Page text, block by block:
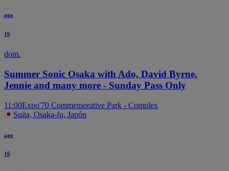
ago
16
dom.
Summer Sonic Osaka with Ado, David Byrne,
Jennie and many more - Sunday Pass Only
11:00Expo'70 Commemorative Park - Complex
Suita, Osaka-fu, Japón
ago
16